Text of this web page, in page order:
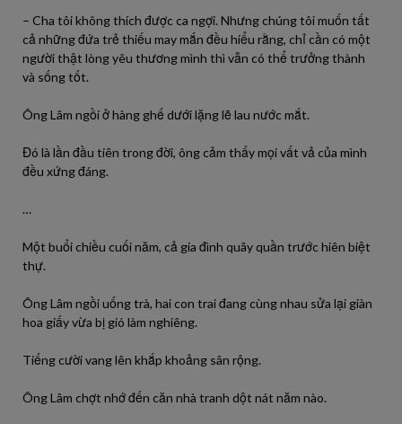
– Cha tôi không thích được ca ngợi. Nhưng chúng tôi muốn tất
cả những đứa trẻ thiếu may mắn đều hiểu rằng, chỉ cần có một
người thật lòng yêu thương mình thì vẫn có thể trưởng thành
và sống tốt.
Ông Lâm ngồi ở hàng ghế dưới lặng lẽ lau nước mắt.
Đó là lần đầu tiên trong đời, ông cảm thấy mọi vất vả của mình
đều xứng đáng.
…
Một buổi chiều cuối năm, cả gia đình quây quần trước hiên biệt
thự.
Ông Lâm ngồi uống trà, hai con trai đang cùng nhau sửa lại giàn
hoa giấy vừa bị gió làm nghiêng.
Tiếng cười vang lên khắp khoảng sân rộng.
Ông Lâm chợt nhớ đến căn nhà tranh dột nát năm nào.